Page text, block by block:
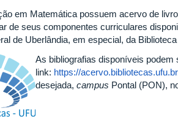
em Matemática possuem acervo de
de seus componentes curriculares
de Uberlândia, em especial, da
As bibliografias disponíveis podem
link: https://
desejada, campus Pontal (PON),